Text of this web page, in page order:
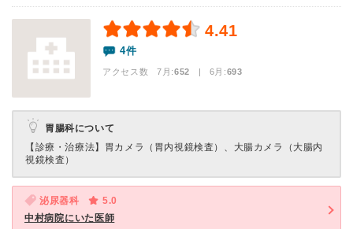
4.41
4件
アクセス数 7月:652 | 6月:693
胃腸科について
【診療・治療法】 胃カメラ（胃内視鏡検査）、大腸カメラ（大腸内
視鏡検査）
泌尿器科
5.0
中村病院にいた医師